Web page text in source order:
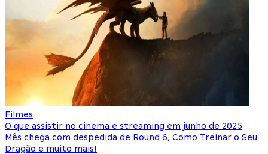
Filmes
O que assistir no cinema e streaming em junho de 2025
Mês chega com despedida de Round 6, Como Treinar o Seu
Dragão e muito mais!